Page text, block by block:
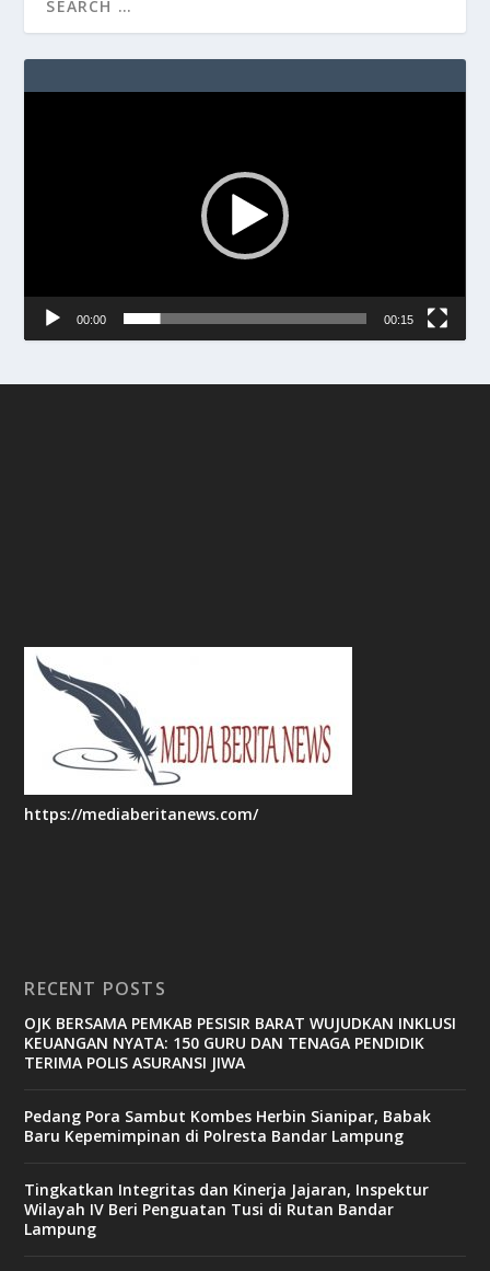
00:00 00:15
https://mediaberitanews.com/
RECENT POSTS
OJK BERSAMA PEMKAB PESISIR BARAT WUJUDKAN INKLUSI
KEUANGAN NYATA: 150 GURU DAN TENAGA PENDIDIK
TERIMA POLIS ASURANSI JIWA
Pedang Pora Sambut Kombes Herbin Sianipar, Babak
Baru Kepemimpinan di Polresta Bandar Lampung
Tingkatkan Integritas dan Kinerja Jajaran, Inspektur
Wilayah IV Beri Penguatan Tusi di Rutan Bandar
Lampung